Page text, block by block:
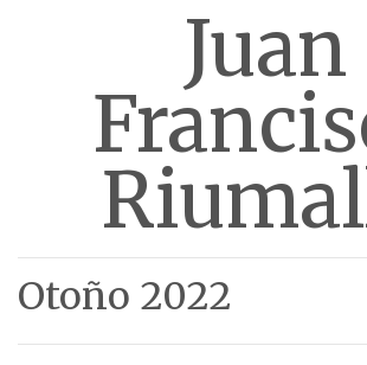
Juan
Otoño 2022